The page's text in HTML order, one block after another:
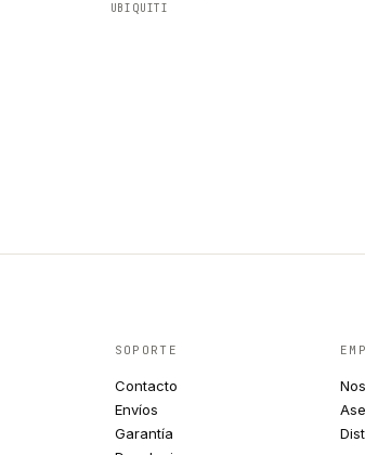
UBIQUITI
SOPORTE
Contacto
Envíos
Garantía